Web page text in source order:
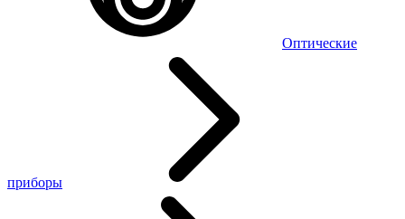
Оптические
приборы